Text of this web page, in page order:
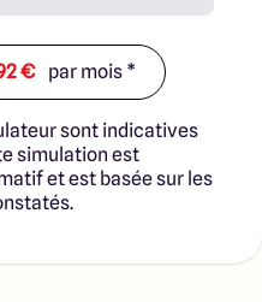
€ par mois *
sont indicatives
simulation est
et est basée sur les